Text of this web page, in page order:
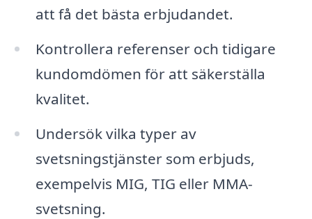
att få det bästa erbjudandet.
Kontrollera referenser och tidigare
kundomdömen för att säkerställa
kvalitet.
Undersök vilka typer av
svetsningstjänster som erbjuds,
exempelvis MIG, TIG eller MMA-
svetsning.